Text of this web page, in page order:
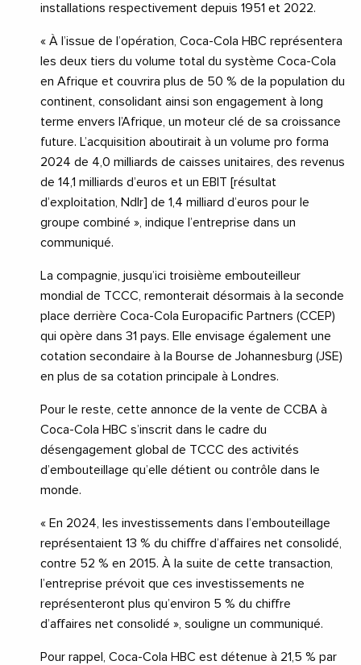
installations respectivement depuis 1951 et 2022.
« À l’issue de l’opération, Coca-Cola HBC représentera
les deux tiers du volume total du système Coca-Cola
en Afrique et couvrira plus de 50 % de la population du
continent, consolidant ainsi son engagement à long
terme envers l’Afrique, un moteur clé de sa croissance
future. L’acquisition aboutirait à un volume pro forma
2024 de 4,0 milliards de caisses unitaires, des revenus
de 14,1 milliards d’euros et un EBIT [résultat
d’exploitation, Ndlr] de 1,4 milliard d’euros pour le
groupe combiné », indique l’entreprise dans un
communiqué.
La compagnie, jusqu’ici troisième embouteilleur
mondial de TCCC, remonterait désormais à la seconde
place derrière Coca-Cola Europacific Partners (CCEP)
qui opère dans 31 pays. Elle envisage également une
cotation secondaire à la Bourse de Johannesburg (JSE)
en plus de sa cotation principale à Londres.
Pour le reste, cette annonce de la vente de CCBA à
Coca-Cola HBC s’inscrit dans le cadre du
désengagement global de TCCC des activités
d’embouteillage qu’elle détient ou contrôle dans le
monde.
« En 2024, les investissements dans l’embouteillage
représentaient 13 % du chiffre d’affaires net consolidé,
contre 52 % en 2015. À la suite de cette transaction,
l’entreprise prévoit que ces investissements ne
représenteront plus qu’environ 5 % du chiffre
d’affaires net consolidé », souligne un communiqué.
Pour rappel, Coca-Cola HBC est détenue à 21,5 % par